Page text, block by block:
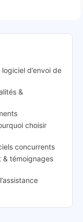
d’envoi de
&
choisir
concurrents
& témoignages